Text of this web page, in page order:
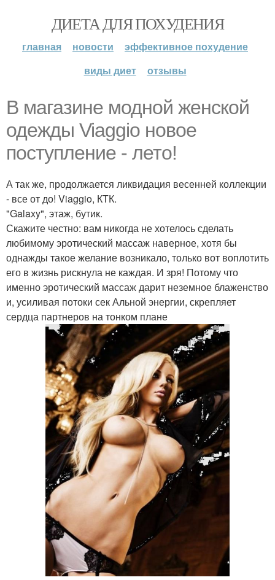
ДИЕТА ДЛЯ ПОХУДЕНИЯ
главная новости
эффективное похудение
виды диет
отзывы
В магазине модной женской
одежды Viaggio новое
поступление - лето!
А так же, продолжается ликвидация весенней коллекции
- все от до! Viaggio, КТК.
"Galaxy", этаж, бутик.
Скажите честно: вам никогда не хотелось сделать
любимому эротический массаж наверное, хотя бы
однажды такое желание возникало, только вот воплотить
его в жизнь рискнула не каждая. И зря! Потому что
именно эротический массаж дарит неземное блаженство
и, усиливая потоки сек Альной энергии, скрепляет
сердца партнеров на тонком плане